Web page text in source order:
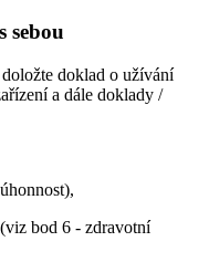
sebou
doklad o užívání
a dále doklady /
bod 6 - zdravotní